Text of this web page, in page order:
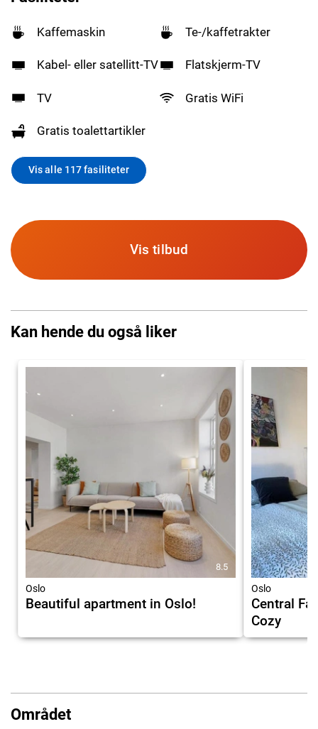
Kaffemaskin Te-/kaffetrakter
Kabel- eller satellitt-TV Flatskjerm-TV
TV Gratis WiFi
Gratis toalettartikler
Vis alle 117 fasiliteter
Vis tilbud
Kan hende du også liker
8.5
Oslo
Beautiful apartment in Oslo!
Oslo
Central
Cozy
Området